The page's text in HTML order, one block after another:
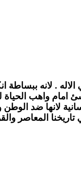
. لانه ببساطة
امام واهب
لانها ضد الوطن
تاريخنا